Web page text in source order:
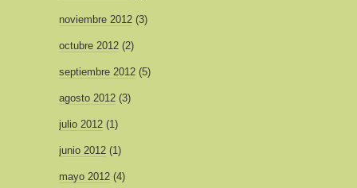
noviembre 2012 (3)
octubre 2012 (2)
septiembre 2012 (5)
agosto 2012 (3)
julio 2012 (1)
junio 2012 (1)
mayo 2012 (4)